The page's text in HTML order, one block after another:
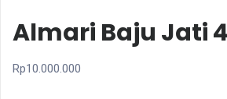
Almari Baju Jati
Rp10.000.000